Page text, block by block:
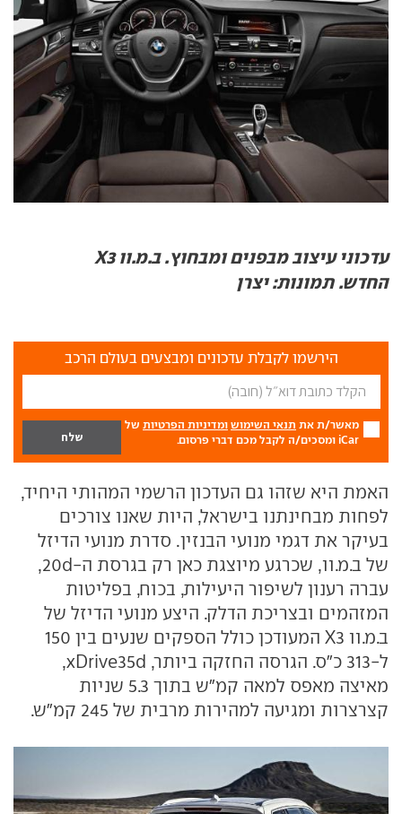
עדכוני עיצוב מבפנים ומבחוץ. ב.מ.וו X3
החדש. תמונות: יצרן
הירשמו לקבלת עדכונים ומבצעים בעולם הרכב
מאשר/ת את תנאי השימוש ומדיניות הפרטיות של
iCar ומסכים/ה לקבל מכם דברי פרסום.
האמת היא שזהו גם העדכון הרשמי המהותי היחיד,
לפחות מבחינתנו בישראל, היות שאנו צורכים
בעיקר את דגמי מנועי הבנזין. סדרת מנועי הדיזל
של ב.מ.וו, שכרגע מיוצגת כאן רק בגרסת ה-20d
,
עברה רענון לשיפור היעילות, בכוח, בפליטות
המזהמים ובצריכת הדלק. היצע מנועי הדיזל של
ב.מ.וו X3
המעודכן כולל הספקים שנעים בין 150
ל-313 כ"ס. הגרסה החזקה ביותר,
xDrive35d
,
מאיצה מאפס למאה קמ"ש בתוך 5.3 שניות
קצרצרות ומגיעה למהירות מרבית של 245 קמ"ש.